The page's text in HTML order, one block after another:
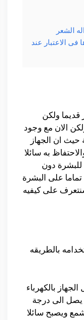
الشعر
الاعتبار عند
ولكن
الان مع وجود
حيث ان الجهاز
به سائلا
دون
على البشرة
على كيفيه
بالطريقه
بالكهرباء
حتى يصل الى درجة
ويصبح سائلا